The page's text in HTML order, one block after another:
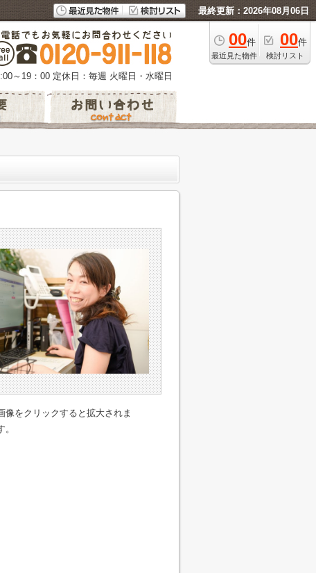
最終更新：2026年08月06日
00件
最近見た物件
00件
検討リスト
～19：00 定休日：毎週 火曜日・水曜日
像をクリックすると拡大されま
。